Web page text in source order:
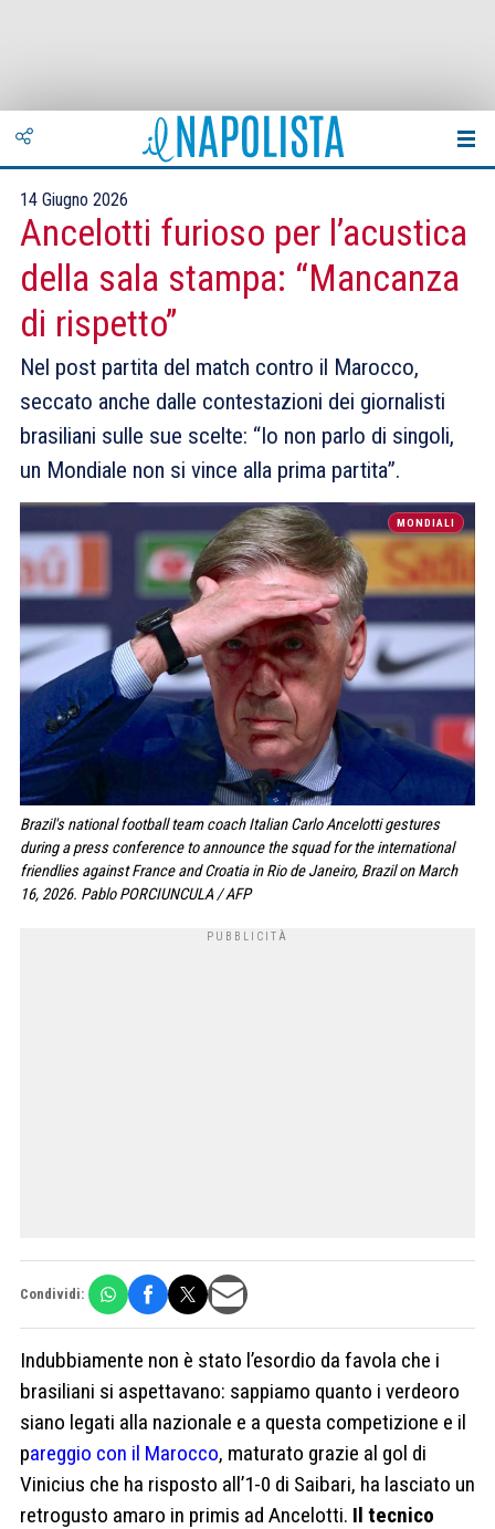
14 Giugno 2026
Ancelotti furioso per l’acustica
della sala stampa: “Mancanza
di rispetto”
Nel post partita del match contro il Marocco,
seccato anche dalle contestazioni dei giornalisti
brasiliani sulle sue scelte: “Io non parlo di singoli,
un Mondiale non si vince alla prima partita”.
MONDIALI
Brazil's national football team coach Italian Carlo Ancelotti gestures
during a press conference to announce the squad for the international
friendlies against France and Croatia in Rio de Janeiro, Brazil on March
16, 2026. Pablo PORCIUNCULA / AFP
Condividi:
Indubbiamente non è stato l’esordio da favola che i
brasiliani si aspettavano: sappiamo quanto i verdeoro
siano legati alla nazionale e a questa competizione e il
pareggio con il Marocco, maturato grazie al gol di
Vinicius che ha risposto all’1-0 di Saibari, ha lasciato un
retrogusto amaro in primis ad Ancelotti. Il tecnico